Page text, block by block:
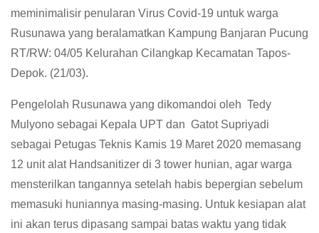
meminimalisir penularan Virus Covid-19 untuk warga
Rusunawa yang beralamatkan Kampung Banjaran Pucung
RT/RW: 04/05 Kelurahan Cilangkap Kecamatan Tapos-
Depok. (21/03).
Pengelolah Rusunawa yang dikomandoi oleh Tedy
Mulyono sebagai Kepala UPT dan Gatot Supriyadi
sebagai Petugas Teknis Kamis 19 Maret 2020 memasang
12 unit alat Handsanitizer di 3 tower hunian, agar warga
mensterilkan tangannya setelah habis bepergian sebelum
memasuki huniannya masing-masing. Untuk kesiapan alat
ini akan terus dipasang sampai batas waktu yang tidak